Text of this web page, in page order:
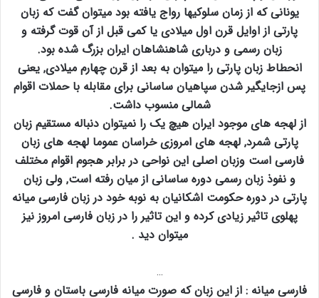
یونانی که از زمان سلوکیها رواج یافته بود میتوان گفت که زبان
پارتی از اوایل قرن اول میلادی یا کمی قبل از آن قوت گرفته و
زبان رسمی و درباری شاهنشاهان ایران بزرگ شده بود.
انحطاط زبان پارتی را میتوان به بعد از قرن چهارم میلادی‚ یعنی
پس ازجایگیر شدن سپاهیان ساسانی برای مقابله با حملات اقوام
شمالی منسوب داشت.
از لهجه های موجود ایران هیچ یک را نمیتوان دنباله مستقیم زبان
پارتی شمرد‚ لهجه های امروزی خراسان عموما لهجه های زبان
فارسی است وزبان اصلی این نواحی در برابر هجوم اقوام مختلف
و نفوذ زبان رسمی دوره ساسانی از میان رفته است‚ ولی زبان
پارتی در دوره حکومت اشکانیان به نوبه خود در زبان فارسی میانه
پهلوی تاثیر زیادی کرده و این تاثیر را در زبان فارسی امروز نیز
میتوان دید .
…
فارسی میانه : از این زبان که صورت میانه فارسی باستان و فارسی